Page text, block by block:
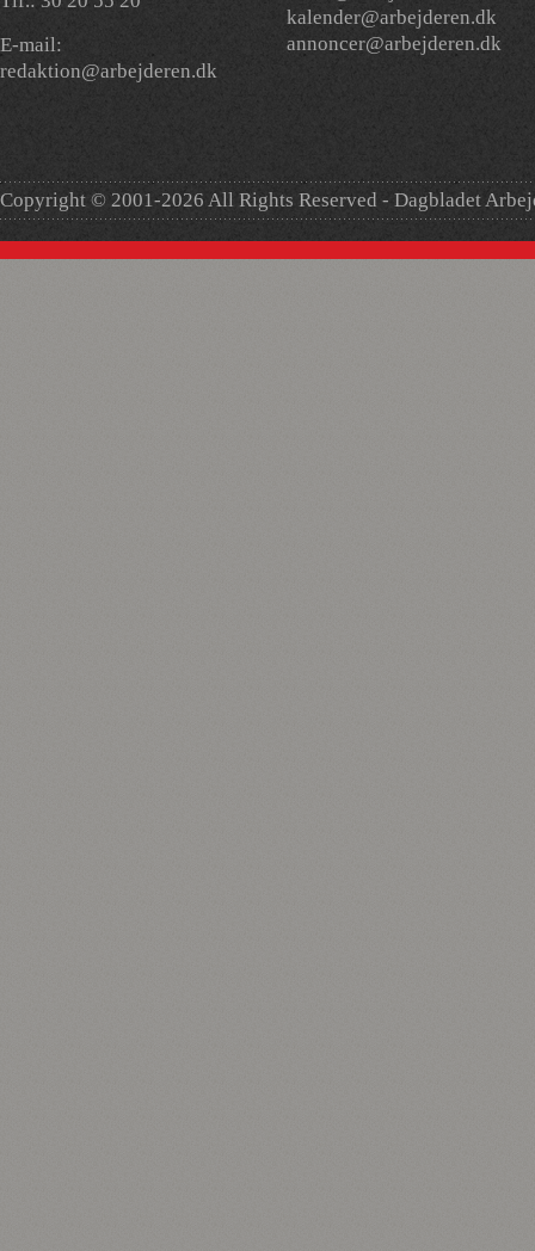
E-mail:
redaktion@arbejderen.dk
kalender@arbejderen.dk
annoncer@arbejderen.dk
Copyright © 2001-2026 All Rights Reserved - Dagbladet